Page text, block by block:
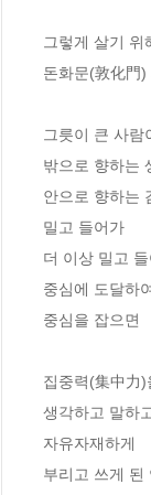
그렇게 살기 위
돈화문(敦化門)
그릇이 큰 사람
밖으로 향하는
안으로 향하는
밀고 들어가
더 이상 밀고
중심에 도달하
중심을 잡으면
집중력(集中力)
생각하고 말하
자유자재하게
부리고 쓰게 된